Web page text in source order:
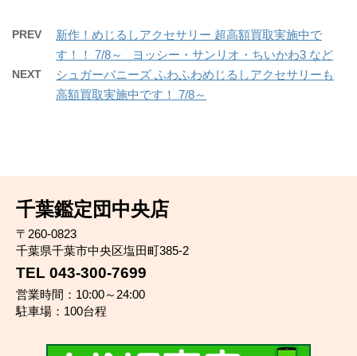
PREV
新作！めじるしアクセサリー 超高額買取実施中で
す！！ 7/8～ ヨッシー・サンリオ・ちいかわ3 など
NEXT
シュガーバニーズ ふわふわめじるしアクセサリーも
高額買取実施中です！ 7/8～
千葉鑑定団中央店
〒260-0823
千葉県千葉市中央区塩田町385-2
TEL 043-300-7699
営業時間：10:00～24:00
駐車場：100台程